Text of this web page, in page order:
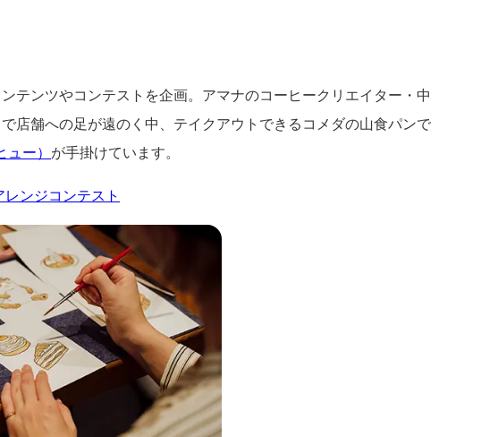
テンツやコンテストを企画。アマナのコーヒークリエイター・中
店舗への足が遠のく中、テイクアウトできるコメダの山食パンで
ュー） が手掛けています。
ンジコンテスト